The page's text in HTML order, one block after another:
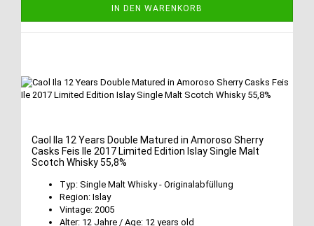
IN DEN WARENKORB
Caol Ila 12 Years Double Matured in Amoroso Sherry
Casks Feis Ile 2017 Limited Edition Islay Single Malt
Scotch Whisky 55,8%
Typ: Single Malt Whisky - Originalabfüllung
Region: Islay
Vintage: 2005
Alter: 12 Jahre / Age: 12 years old